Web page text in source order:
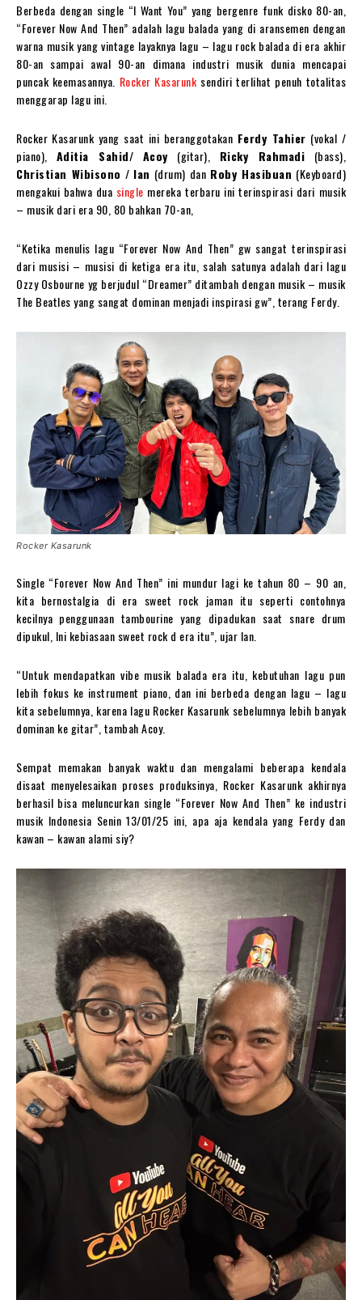
Berbeda dengan single “I Want You” yang bergenre funk disko 80-an,
“Forever Now And Then” adalah lagu balada yang di aransemen dengan
warna musik yang vintage layaknya lagu – lagu rock balada di era akhir
80-an sampai awal 90-an dimana industri musik dunia mencapai
puncak keemasannya. Rocker Kasarunk sendiri terlihat penuh totalitas
menggarap lagu ini.
Rocker Kasarunk yang saat ini beranggotakan Ferdy Tahier (vokal /
piano), Aditia Sahid/ Acoy (gitar), Ricky Rahmadi (bass),
Christian Wibisono / Ian (drum) dan Roby Hasibuan (Keyboard)
mengakui bahwa dua single mereka terbaru ini terinspirasi dari musik
– musik dari era 90, 80 bahkan 70-an,
“Ketika menulis lagu “Forever Now And Then” gw sangat terinspirasi
dari musisi – musisi di ketiga era itu, salah satunya adalah dari lagu
Ozzy Osbourne yg berjudul “Dreamer” ditambah dengan musik – musik
The Beatles yang sangat dominan menjadi inspirasi gw”, terang Ferdy.
Rocker Kasarunk
Single “Forever Now And Then” ini mundur lagi ke tahun 80 – 90 an,
kita bernostalgia di era sweet rock jaman itu seperti contohnya
kecilnya penggunaan tambourine yang dipadukan saat snare drum
dipukul, Ini kebiasaan sweet rock d era itu”, ujar Ian.
“Untuk mendapatkan vibe musik balada era itu, kebutuhan lagu pun
lebih fokus ke instrument piano, dan ini berbeda dengan lagu – lagu
kita sebelumnya, karena lagu Rocker Kasarunk sebelumnya lebih banyak
dominan ke gitar”, tambah Acoy.
Sempat memakan banyak waktu dan mengalami beberapa kendala
disaat menyelesaikan proses produksinya, Rocker Kasarunk akhirnya
berhasil bisa meluncurkan single “Forever Now And Then” ke industri
musik Indonesia Senin 13/01/25 ini, apa aja kendala yang Ferdy dan
kawan – kawan alami siy?